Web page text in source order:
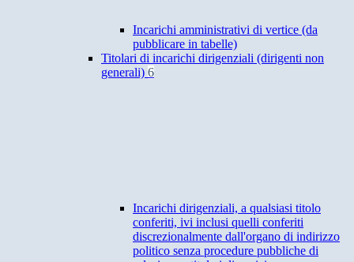
Incarichi amministrativi di vertice (da
pubblicare in tabelle)
Titolari di incarichi dirigenziali (dirigenti non
generali) 6
Incarichi dirigenziali, a qualsiasi titolo
conferiti, ivi inclusi quelli conferiti
discrezionalmente dall'organo di indirizzo
politico senza procedure pubbliche di